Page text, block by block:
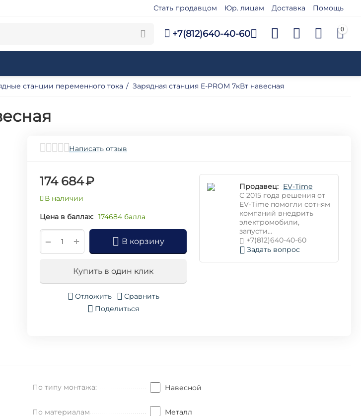
Стать продавцом Юр. лицам Доставка Помощь
+7(812)640-40-60 0
станции переменного тока / Зарядная станция E-PROM 7кВт навесная
Написать отзыв
174 684₽
В наличии
Цена в баллах: 174684 балла
+
− В корзину
Купить в один клик
Отложить
Сравнить
Поделиться
Продавец: EV-Time
С 2015 года решения от
EV-Time помогли сотням
компаний внедрить
электромобили,
запусти...
+7(812)640-40-60
Задать вопрос
По типу монтажа: Навесной
По материалам
Металл